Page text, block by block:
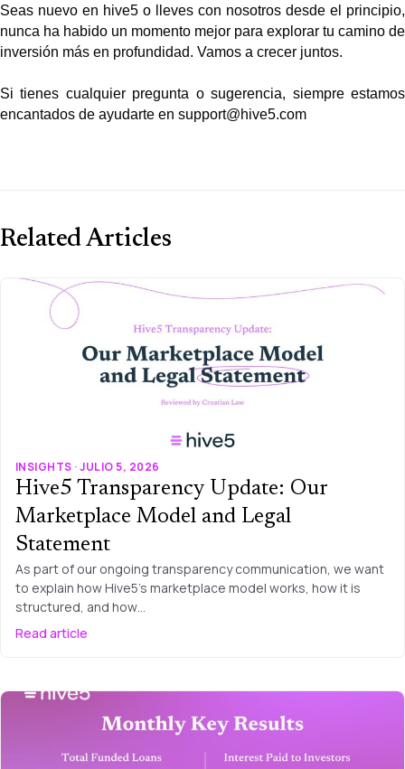
Seas nuevo en hive5 o lleves con nosotros desde el principio,
nunca ha habido un momento mejor para explorar tu camino de
inversión más en profundidad. Vamos a crecer juntos.
Si tienes cualquier pregunta o sugerencia, siempre estamos
encantados de ayudarte en support@hive5.com
Related Articles
INSIGHTS · JULIO 5, 2026
Hive5 Transparency Update: Our
Marketplace Model and Legal
Statement
As part of our ongoing transparency communication, we want
to explain how Hive5’s marketplace model works, how it is
structured, and how…
Read article